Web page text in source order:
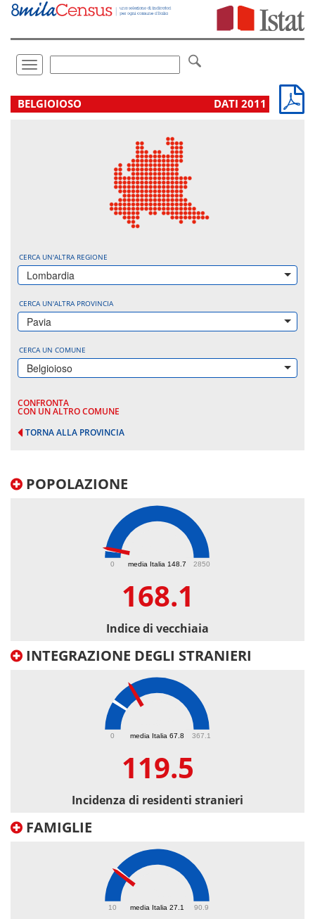
Vai
direttamente
Toggle
navigation
.
BELGIOIOSO DATI 2011
CERCA UN'ALTRA REGIONE
Lombardia
CERCA UN'ALTRA PROVINCIA
Pavia
CERCA UN COMUNE
Belgioioso
CONFRONTA
CON UN ALTRO COMUNE
TORNA ALLA PROVINCIA
POPOLAZIONE
media Italia 148.7
0 2850
168.1
Indice di vecchiaia
INTEGRAZIONE DEGLI STRANIERI
media Italia 67.8
0 367.1
119.5
Incidenza di residenti stranieri
FAMIGLIE
media Italia 27.1
10 90.9